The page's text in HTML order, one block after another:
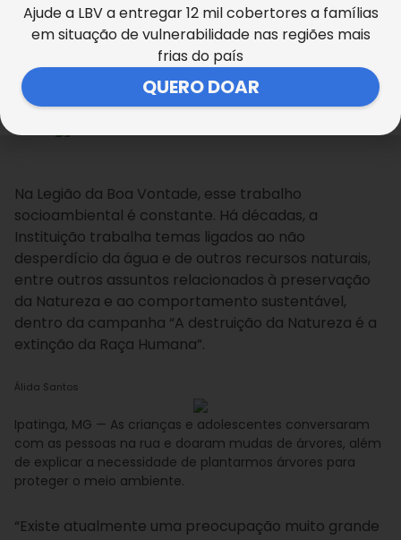
ambiente da maneira correta, a LBV mostra e abre
seus olhos para você entender mais essas coisas”.
Parabéns, Ana Lívia!
Álida Santos
Na Legião da Boa Vontade, esse trabalho
socioambiental é constante. Há décadas, a
Instituição trabalha temas ligados ao não
desperdício da água e de outros recursos naturais,
entre outros assuntos relacionados à preservação
da Natureza e ao comportamento sustentável,
dentro da campanha “A destruição da Natureza é a
extinção da Raça Humana”.
Álida Santos
Ipatinga, MG — As crianças e adolescentes conversaram
com as pessoas na rua e doaram mudas de árvores, além
de explicar a necessidade de plantarmos árvores para
proteger o meio ambiente.
“Existe atualmente uma preocupação muito grande
Ajude a LBV a entregar 12 mil cobertores a famílias
em situação de vulnerabilidade nas regiões mais
frias do país
QUERO DOAR